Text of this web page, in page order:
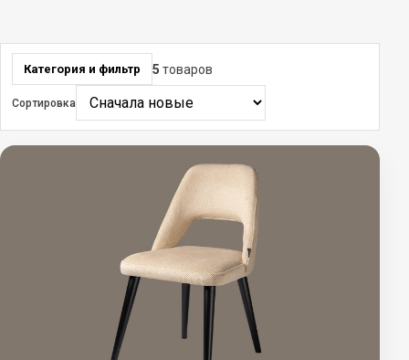
Категория и фильтр 5 товаров
Сортировка